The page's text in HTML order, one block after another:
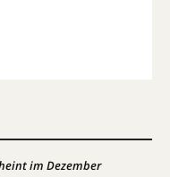
im Dezember